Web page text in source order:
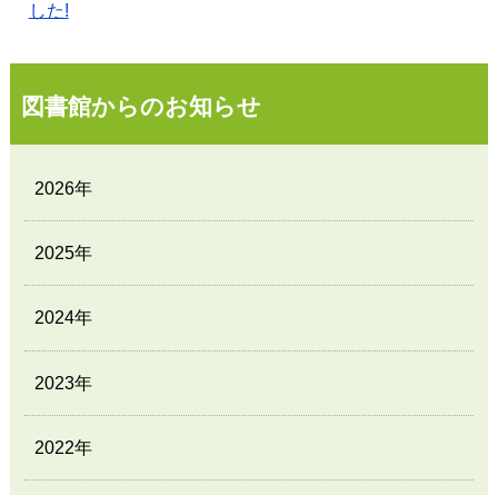
した!
図書館からのお知らせ
2026年
2025年
2024年
2023年
2022年